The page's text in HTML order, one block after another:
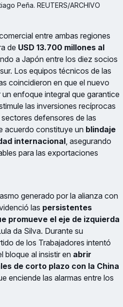
Peña. REUTERS/ARCHIVO
entre ambas regiones
de USD 13.700 millones al
a Japón entre los diez socios
Los equipos técnicos de las
coincidieron en que el nuevo
enfoque integral que garantice
las inversiones recíprocas
defensores de las
acuerdo constituye un blindaje
internacional , asegurando
para las exportaciones
generado por la alianza con
las persistentes
promueve el eje de izquierda
da Silva. Durante su
de los Trabajadores intentó
bloque al insistir en abrir
de corto plazo con la China
enciende las alarmas entre los